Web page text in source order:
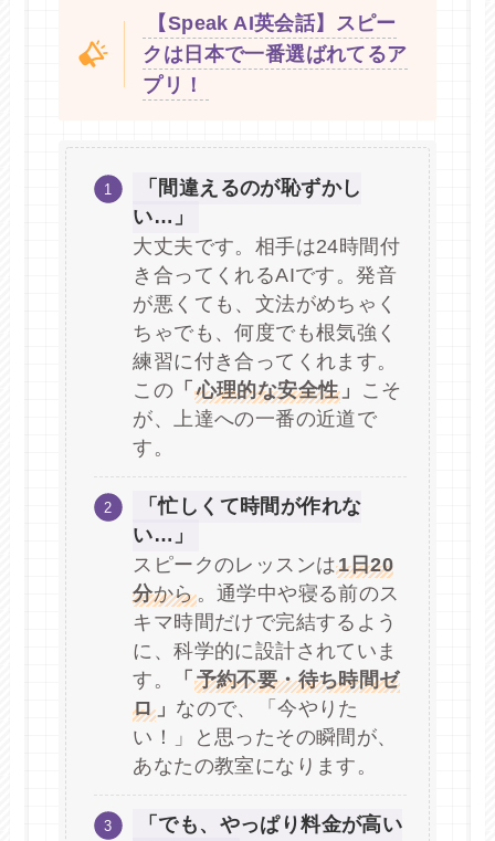
【Speak AI英会話】スピー
クは日本で一番選ばれてるア
プリ！
「間違えるのが恥ずかし
い…」
大丈夫です。相手は24時間付
き合ってくれるAIです。発音
が悪くても、文法がめちゃく
ちゃでも、何度でも根気強く
練習に付き合ってくれます。
この 「 心理的な安全性 」
こそ
が、上達への一番の近道で
す。
「忙しくて時間が作れな
い…」
スピークのレッスンは1日20
分から。通学中や寝る前のス
キマ時間だけで完結するよう
に、科学的に設計されていま
す。
「 予約不要・待ち時間ゼ
ロ」 なので、「今やりた
い！」と思ったその瞬間が、
あなたの教室になります。
「でも、やっぱり料金が高い